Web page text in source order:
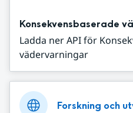
Konsekvensbaserade
Ladda ner API för
vädervarningar
Forskning och